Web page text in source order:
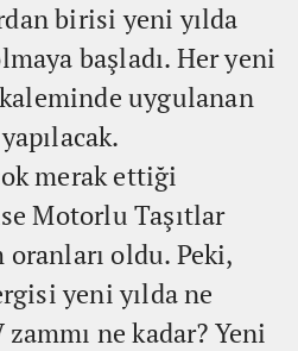
birisi yeni yılda
başladı. Her yeni
uygulanan
merak ettiği
Motorlu Taşıtlar
oldu. Peki,
yeni yılda ne
ne kadar? Yeni